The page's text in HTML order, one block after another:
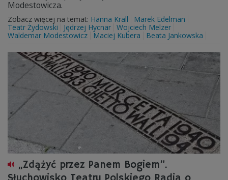
Modestowicza.
Zobacz więcej na temat: Hanna Krall
Marek Edelman
Teatr Żydowski
Jędrzej Hycnar Wojciech Melzer
Waldemar Modestowicz Maciej Kubera Beata Jankowska
„Zdążyć przez Panem Bogiem”.